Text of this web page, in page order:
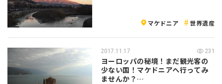
マケドニア 世界遺産
2017.11.17 231
ヨーロッパの秘境！まだ観光客の
少ない国！マケドニアへ行ってみ
ませんか？…